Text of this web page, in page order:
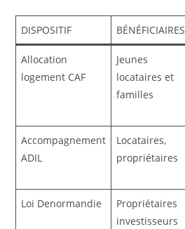
DISPOSITIF BÉNÉFICIAIRES
Allocation
logement CAF
Jeunes
locataires et
familles
Accompagnement
ADIL
Locataires,
propriétaires
Loi Denormandie
Propriétaires
investisseurs